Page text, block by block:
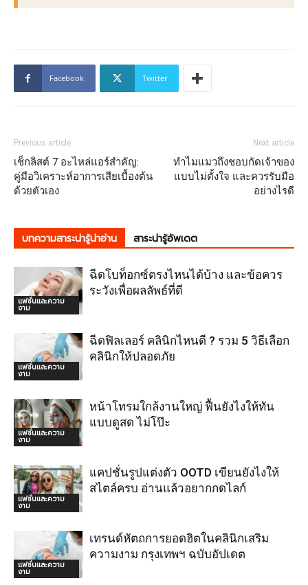
Facebook Twitter
Previous article
เช็กลิสต์ 7 อะไหล่แอร์สำคัญ:
คู่มือวิเคราะห์อาการเสียเบื้องต้น
ด้วยตัวเอง
Next article
ทำไมแมวถึงชอบกัดเจ้าของ
แบบไม่ตั้งใจ และควรรับมือ
อย่างไรดี
บทความสาระน่ารู้น่าอ่าน สาระน่ารู้อัพเดต
แฟชั่นและความ
งาม
ฉีดโบท็อกซ์ตรงไหนได้บ้าง และข้อควร
ระวังเพื่อผลลัพธ์ที่ดี
แฟชั่นและความ
งาม
ฉีดฟิลเลอร์ คลินิกไหนดี ? รวม 5 วิธีเลือก
คลินิกให้ปลอดภัย
แฟชั่นและความ
งาม
หน้าโทรมใกล้งานใหญ่ ฟื้นยังไงให้ทัน
แบบดูสด ไม่โป๊ะ
แฟชั่นและความ
งาม
แคปชั่นรูปแต่งตัว OOTD เขียนยังไงให้
สไตล์ครบ อ่านแล้วอยากกดไลก์
แฟชั่นและความ
งาม
เทรนด์หัตถการยอดฮิตในคลินิกเสริม
ความงาม กรุงเทพฯ ฉบับอัปเดต